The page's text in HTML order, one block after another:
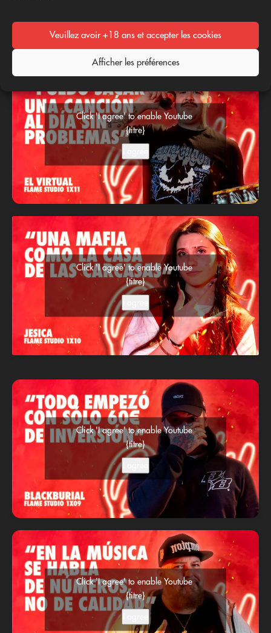
Veuillez avoir +18 ans et accepter les cookies
Afficher les préférences
Click 'I agree' to enable Youtube
{titre}
Click 'I agree' to enable Youtube
{titre}
Click 'I agree' to enable Youtube
{titre}
Click 'I agree' to enable Youtube
{titre}